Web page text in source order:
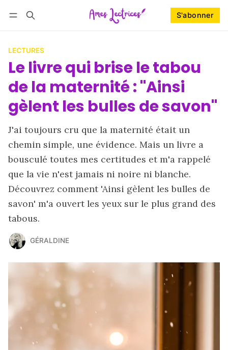
S'abonner
LECTURES
Le livre qui brise le tabou
de la maternité : "Ainsi
gèlent les bulles de savon"
J'ai toujours cru que la maternité était un
chemin simple, une évidence. Mais un livre a
bousculé toutes mes certitudes et m'a rappelé
que la vie n'est jamais ni noire ni blanche.
Découvrez comment 'Ainsi gèlent les bulles de
savon' m'a ouvert les yeux sur le plus grand des
tabous.
GÉRALDINE